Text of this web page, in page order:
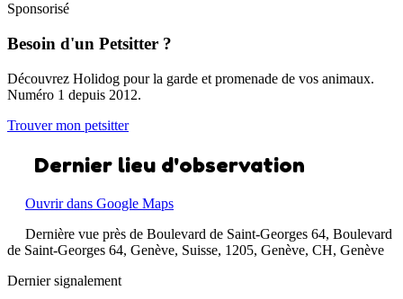
Sponsorisé
Besoin d'un Petsitter ?
Découvrez Holidog pour la garde et promenade de vos animaux.
Numéro 1 depuis 2012.
Trouver mon petsitter
Dernier lieu d'observation
Ouvrir dans Google Maps
Dernière vue près de Boulevard de Saint-Georges 64, Boulevard
de Saint-Georges 64, Genève, Suisse, 1205, Genève, CH, Genève
Dernier signalement